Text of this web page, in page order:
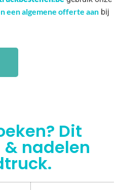
een algemene offerte aan bij
Dit
nadelen